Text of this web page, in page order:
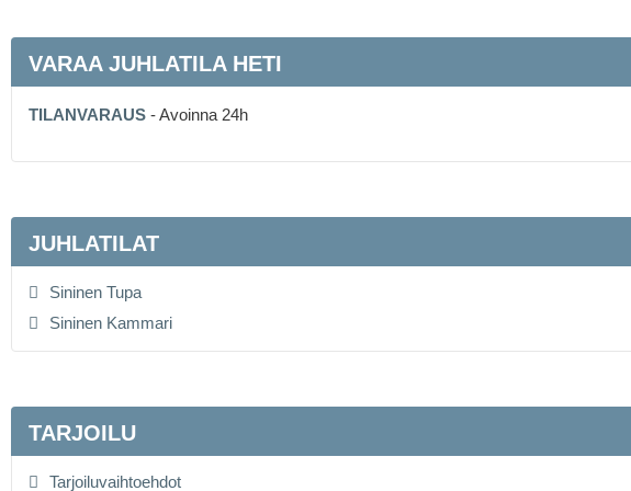
VARAA JUHLATILA HETI
TILANVARAUS - Avoinna 24h
JUHLATILAT
Sininen Tupa
Sininen Kammari
TARJOILU
Tarjoiluvaihtoehdot